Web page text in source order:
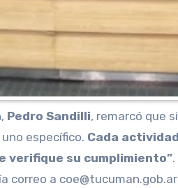
Pedro Sandilli, remarcó que
específico. Cada
verifique su cumplimiento”
a